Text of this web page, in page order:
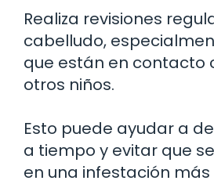
Realiza revisiones
cabelludo,
que están en contacto
otros niños.
Esto puede ayudar a
a tiempo y evitar que
en una infestación